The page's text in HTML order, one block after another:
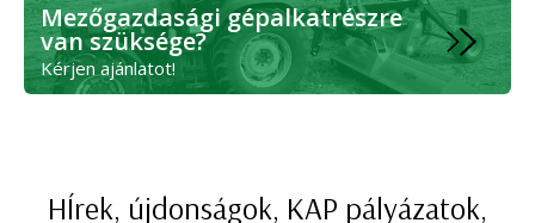
Mezőgazdasági gépalkatrészre
van szüksége?
Kérjen ajánlatot!
HÍrek, újdonságok, KAP pályázatok,